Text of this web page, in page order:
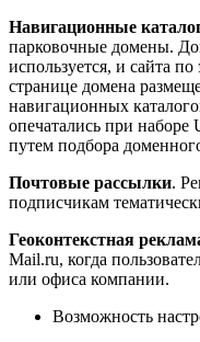
Навигационные
парковочные домены.
используется, и сайта
странице домена
навигационных
опечатались при
путем подбора
Почтовые рассылки.
подписчикам
Геоконтекстная
Mail.ru, когда
или офиса компании.
Возможность